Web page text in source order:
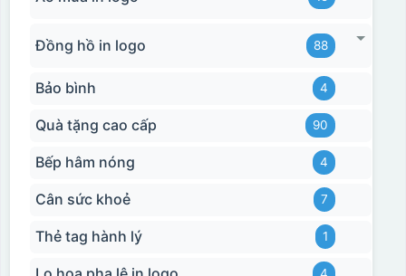
Đồng hồ in logo 88
Bảo bình 4
Quà tặng cao cấp 90
Bếp hâm nóng 4
Cân sức khoẻ 7
Thẻ tag hành lý 1